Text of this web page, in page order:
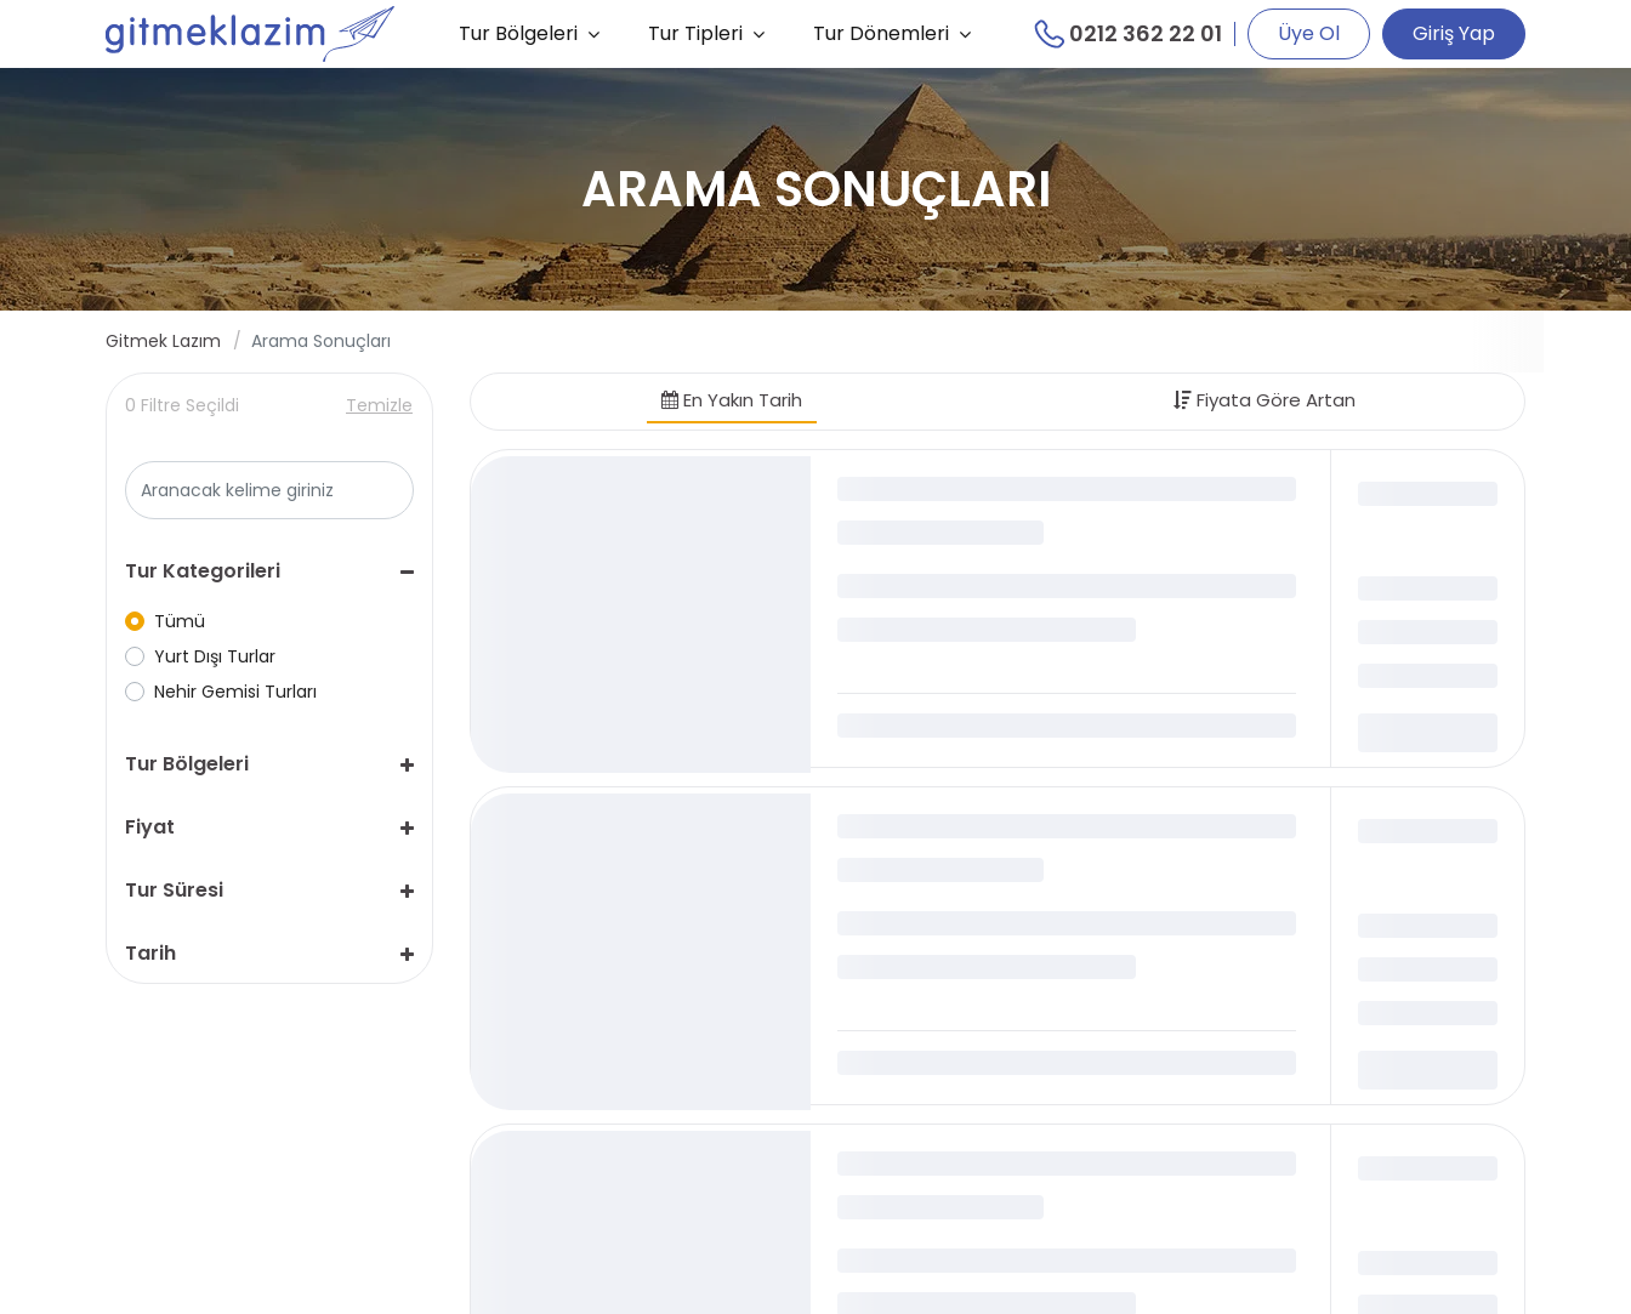
Tur Bölgeleri Tur Tipleri Tur Dönemleri 0212 362 22 01 Üye Ol Giriş Yap
ARAMA SONUÇLARI
Gitmek Lazım Arama Sonuçları
0 Filtre Seçildi Temizle
Tur Kategorileri
Tümü
Yurt Dışı Turlar
Nehir Gemisi Turları
Tur Bölgeleri
Fiyat
Tur Süresi
Tarih
En Yakın Tarih Fiyata Göre Artan